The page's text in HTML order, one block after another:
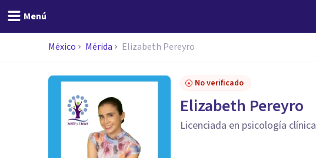
Menú
México Mérida Elizabeth Pereyro
No verificado
Elizabeth Pereyro
Licenciada en psicología clínica